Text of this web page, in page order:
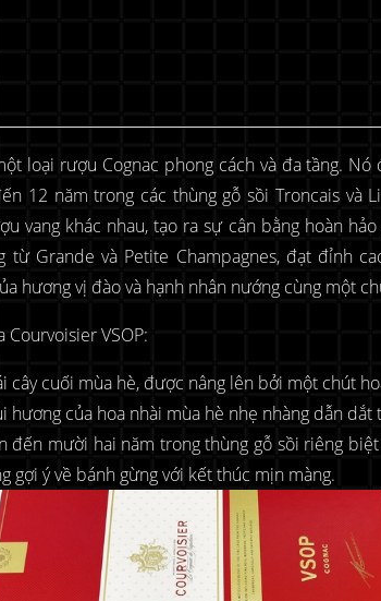
loại rượu Cognac phong cách và đa tầng.
12 năm trong các thùng gỗ sồi Troncais và
vang khác nhau, tạo ra sự cân bằng hoàn
từ Grande và Petite Champagnes, đạt đỉnh
hương vị đào và hạnh nhân nướng cùng một
VSOP:
cây cuối mùa hè, được nâng lên bởi một chút
hương của hoa nhài mùa hè nhẹ nhàng dẫn dắt
đến mười hai năm trong thùng gỗ sồi riêng
gợi ý về bánh gừng với kết thúc mịn màng.